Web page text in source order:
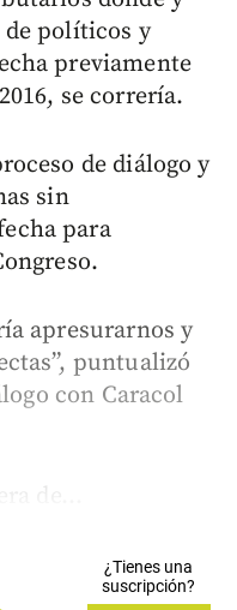
políticos y
previamente
se correría.
de diálogo y
sin
para
apresurarnos y
puntualizó
con Caracol
de...
¿Tienes una
suscripción?